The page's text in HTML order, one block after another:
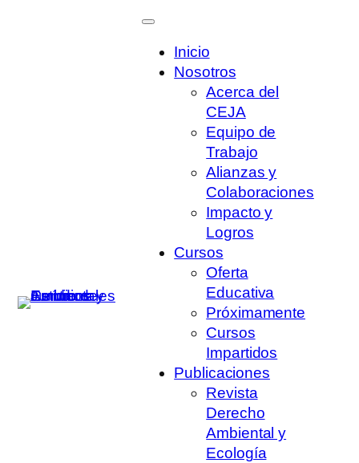
Inicio
Nosotros
Acerca del
CEJA
Equipo de
Trabajo
Alianzas y
Colaboraciones
Impacto y
Logros
Cursos
Oferta
Educativa
Próximamente
Cursos
Impartidos
Publicaciones
Revista
Derecho
Ambiental y
Ecología